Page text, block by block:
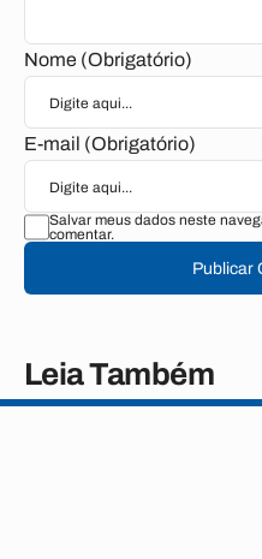
Nome (Obrigatório)
E-mail (Obrigatório)
Salvar meus dados neste
comentar.
Publicar
Leia Também